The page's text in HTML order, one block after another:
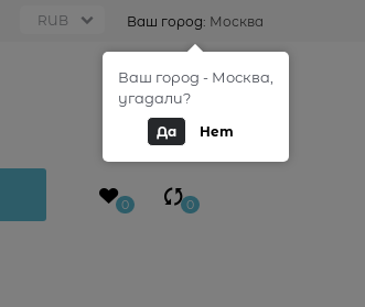
Ваш город: Москва
0
0 0
Ваш город - Москва,
угадали?
Да Нет